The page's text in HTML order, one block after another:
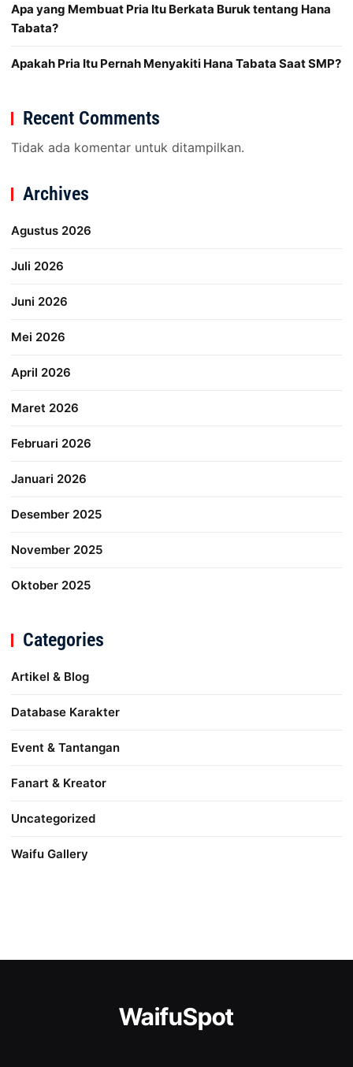
Apa yang Membuat Pria Itu Berkata Buruk tentang Hana
Tabata?
Apakah Pria Itu Pernah Menyakiti Hana Tabata Saat SMP?
Recent Comments
Tidak ada komentar untuk ditampilkan.
Archives
Agustus 2026
Juli 2026
Juni 2026
Mei 2026
April 2026
Maret 2026
Februari 2026
Januari 2026
Desember 2025
November 2025
Oktober 2025
Categories
Artikel & Blog
Database Karakter
Event & Tantangan
Fanart & Kreator
Uncategorized
Waifu Gallery
WaifuSpot